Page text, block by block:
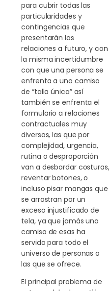
para cubrir todas las
particularidades y
contingencias que
presentarán las
relaciones a futuro, y con
la misma incertidumbre
con que una persona se
enfrenta a una camisa
de “talla única” así
también se enfrenta el
formulario a relaciones
contractuales muy
diversas, las que por
complejidad, urgencia,
rutina o desproporción
van a desbordar costuras,
reventar botones, o
incluso pisar mangas que
se arrastran por un
exceso injustificado de
tela, ya que jamás una
camisa de esas ha
servido para todo el
universo de personas a
las que se ofrece.
El principal problema de